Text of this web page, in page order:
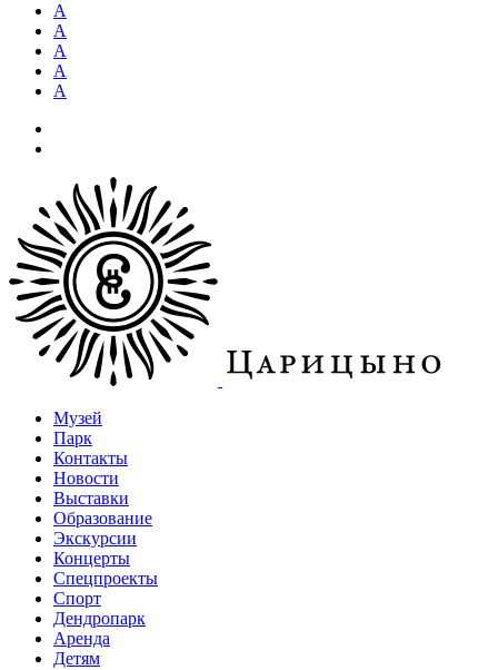
А
А
А
А
А
Музей
Парк
Контакты
Новости
Выставки
Образование
Экскурсии
Концерты
Спецпроекты
Спорт
Дендропарк
Аренда
Детям